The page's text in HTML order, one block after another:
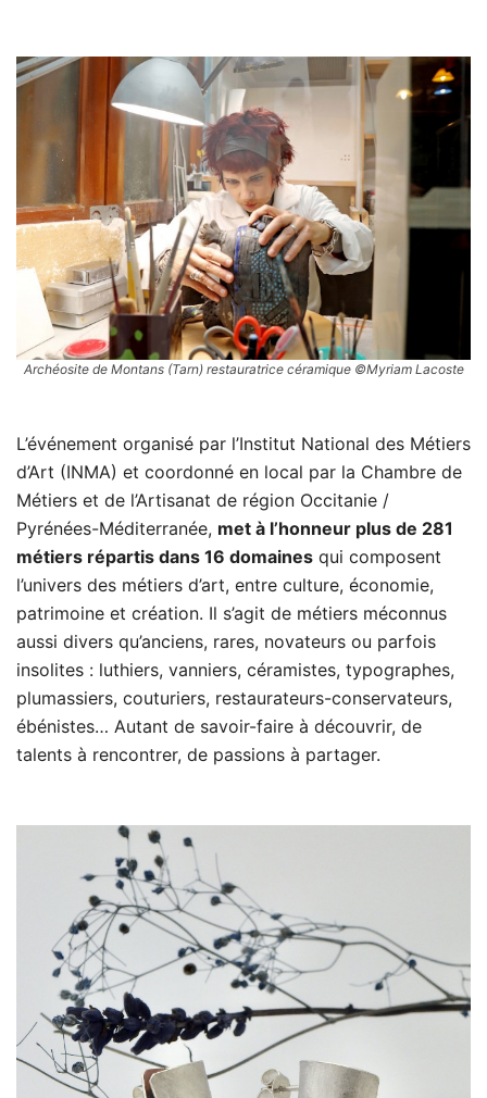
Archéosite de Montans (Tarn) restauratrice céramique ©Myriam Lacoste
L’événement organisé par l’Institut National des Métiers
d’Art (INMA) et coordonné en local par la Chambre de
Métiers et de l’Artisanat de région Occitanie /
Pyrénées-Méditerranée, met à l’honneur plus de 281
métiers répartis dans 16 domaines qui composent
l’univers des métiers d’art, entre culture, économie,
patrimoine et création. Il s’agit de métiers méconnus
aussi divers qu’anciens, rares, novateurs ou parfois
insolites : luthiers, vanniers, céramistes, typographes,
plumassiers, couturiers, restaurateurs-conservateurs,
ébénistes… Autant de savoir-faire à découvrir, de
talents à rencontrer, de passions à partager.